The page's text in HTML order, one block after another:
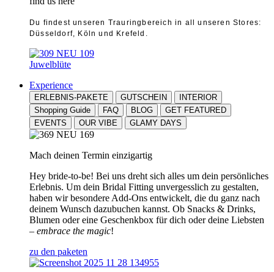
Du findest unseren Trauringbereich in all unseren Stores:
Düsseldorf, Köln und Krefeld.
Juwelblüte
Experience
ERLEBNIS-PAKETE GUTSCHEIN
INTERIOR
Shopping Guide
FAQ BLOG
GET FEATURED
EVENTS
OUR VIBE GLAMY DAYS
Mach deinen Termin einzigartig
Hey bride-to-be! Bei uns dreht sich alles um dein persönliches
Erlebnis. Um dein Bridal Fitting unvergesslich zu gestalten,
haben wir besondere Add-Ons entwickelt, die du ganz nach
deinem Wunsch dazubuchen kannst. Ob Snacks & Drinks,
Blumen oder eine Geschenkbox für dich oder deine Liebsten
– embrace the magic!
zu den paketen